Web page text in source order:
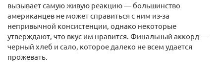
вызывает самую живую реакцию — большинство
американцев не может справиться с ним из-за
непривычной консистенции, однако некоторые
утверждают, что вкус им нравится. Финальный аккорд —
черный хлеб и сало, которое далеко не всем удается
прожевать.